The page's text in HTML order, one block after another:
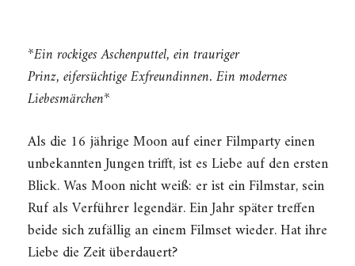
*Ein rockiges Aschenputtel, ein trauriger
Prinz, eifersüchtige Exfreundinnen. Ein modernes
Liebesmärchen*
Als die 16 jährige Moon auf einer Filmparty einen
unbekannten Jungen trifft, ist es Liebe auf den ersten
Blick. Was Moon nicht weiß: er ist ein Filmstar, sein
Ruf als Verführer legendär. Ein Jahr später treffen
beide sich zufällig an einem Filmset wieder. Hat ihre
Liebe die Zeit überdauert?